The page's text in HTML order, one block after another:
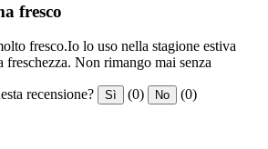
fresco
fresco.Io lo uso nella stagione estiva
freschezza. Non rimango mai senza
recensione? Sì (0) No (0)